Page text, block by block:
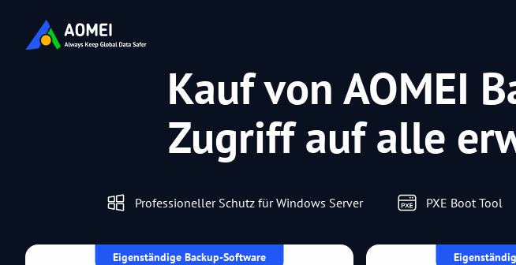
Kauf von AOMEI
Zugriff auf alle
Professioneller Schutz für Windows Server PXE Boot Tool
Eigenständige Backup-Software